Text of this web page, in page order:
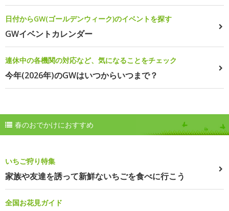
日付からGW(ゴールデンウィーク)のイベントを探す
GWイベントカレンダー
連休中の各機関の対応など、気になることをチェック
今年(2026年)のGWはいつからいつまで？
春のおでかけにおすすめ
いちご狩り特集
家族や友達を誘って新鮮ないちごを食べに行こう
全国お花見ガイド